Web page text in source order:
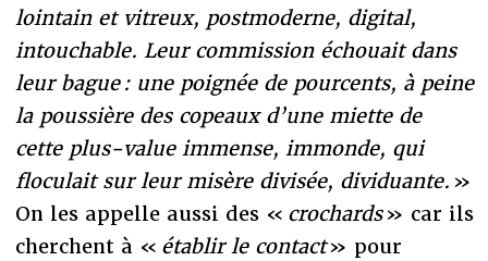
lointain et vitreux, postmoderne, digital,
intouchable. Leur commission échouait dans
leur bague : une poignée de pourcents, à peine
la poussière des copeaux d’une miette de
cette plus-value immense, immonde, qui
floculait sur leur misère divisée, dividuante. »
On les appelle aussi des « crochards» car ils
cherchent à « établir le contact» pour